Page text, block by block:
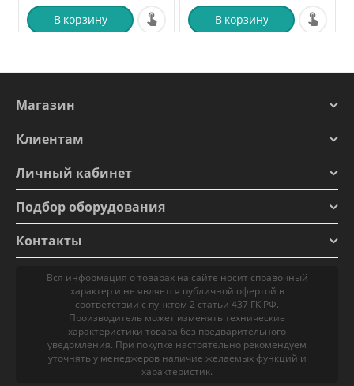
В корзину В корзину
Магазин
Клиентам
Личный кабинет
Подбор оборудования
Контакты
Вся информация о товарах на сайте носит справочный
характер и не является публичной офертой в
соответствии с пунктом 2 статьи 437 ГК РФ.
Производитель может изменять технические
характеристики товара без предварительного
уведомления. При покупке настоятельно рекомендуем
уточнять у менеджеров наличие желаемых функций и
характеристик.